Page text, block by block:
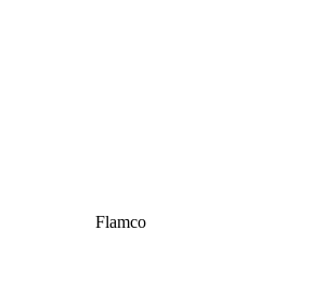
Flamco